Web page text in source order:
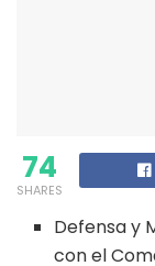
74
SHARES
Defensa y
con el